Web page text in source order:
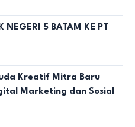
NEGERI 5 BATAM KE PT
Kreatif Mitra Baru
Marketing dan Sosial